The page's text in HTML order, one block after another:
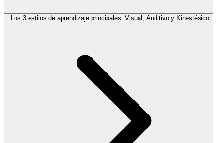
Los 3 estilos de aprendizaje principales: Visual, Auditivo y Kinestésico